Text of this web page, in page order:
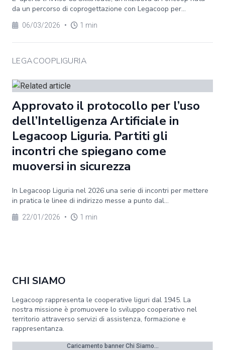
da un percorso di coprogettazione con Legacoop per...
06/03/2026 • 1 min
LEGACOOPLIGURIA
Approvato il protocollo per l’uso
dell’Intelligenza Artificiale in
Legacoop Liguria. Partiti gli
incontri che spiegano come
muoversi in sicurezza
In Legacoop Liguria nel 2026 una serie di incontri per mettere
in pratica le linee di indirizzo messe a punto dal...
22/01/2026 • 1 min
CHI SIAMO
Legacoop rappresenta le cooperative liguri dal 1945. La
nostra missione è promuovere lo sviluppo cooperativo nel
territorio attraverso servizi di assistenza, formazione e
rappresentanza.
Caricamento banner Chi Siamo...